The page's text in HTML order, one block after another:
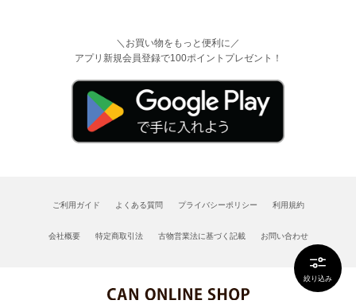
絞り込み
＼お買い物をもっと便利に／
アプリ新規会員登録で100ポイントプレゼント！
ご利用ガイド よくある質問 プライバシーポリシー 利用規約
会社概要 特定商取引法 古物営業法に基づく記載 お問い合わせ